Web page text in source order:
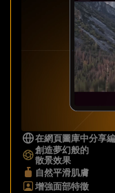
在網頁圖庫中分享
創造夢幻般的
散景效果
自然平滑肌膚
增強面部特徵